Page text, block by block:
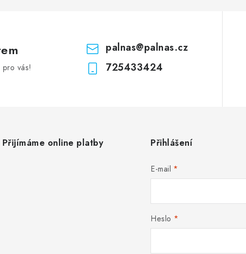
vás!
palnas@palnas.cz
725433424
Přijímáme online platby Přihlášení
E-mail
Heslo